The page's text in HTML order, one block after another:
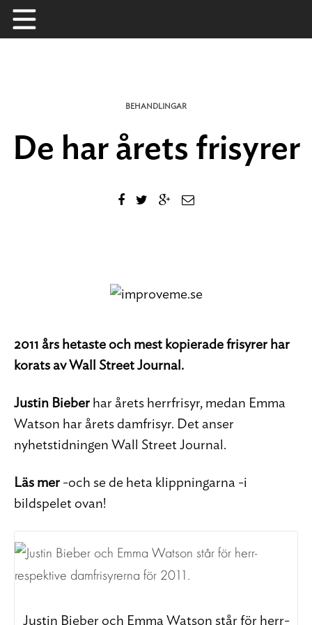
Skip
to
BEHANDLINGAR
De har årets frisyrer
2011 års hetaste och mest kopierade frisyrer har
korats av Wall Street Journal.
Justin Bieber har årets herrfrisyr, medan Emma
Watson har årets damfrisyr. Det anser
nyhetstidningen Wall Street Journal.
Läs mer -och se de heta klippningarna -i
bildspelet ovan!
Justin Bieber och Emma Watson står för herr-